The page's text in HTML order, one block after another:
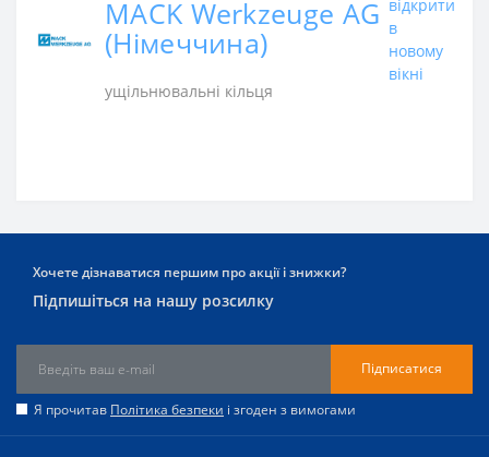
MACK Werkzeuge AG
(Німеччина)
ущільнювальні кільця
відкрити
в
новому
вікні
Хочете дізнаватися першим про акції і знижки?
Підпишіться на нашу розсилку
Підписатися
Я прочитав Політика безпеки і згоден з вимогами